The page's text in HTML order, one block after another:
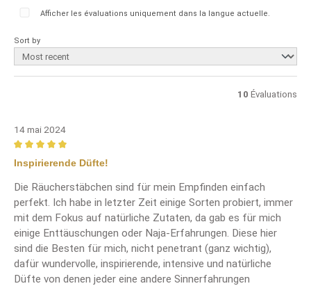
Afficher les évaluations uniquement dans la langue actuelle.
Sort by
10 Évaluations
14 mai 2024
Review with rating of 5 out of 5 stars
Inspirierende Düfte!
Die Räucherstäbchen sind für mein Empfinden einfach
perfekt. Ich habe in letzter Zeit einige Sorten probiert, immer
mit dem Fokus auf natürliche Zutaten, da gab es für mich
einige Enttäuschungen oder Naja-Erfahrungen. Diese hier
sind die Besten für mich, nicht penetrant (ganz wichtig),
dafür wundervolle, inspirierende, intensive und natürliche
Düfte von denen jeder eine andere Sinnerfahrungen